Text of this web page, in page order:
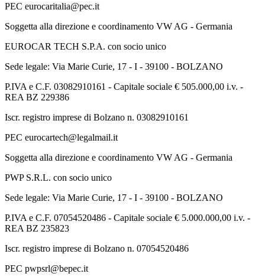
PEC eurocaritalia@pec.it
Soggetta alla direzione e coordinamento VW AG - Germania
EUROCAR TECH S.P.A. con socio unico
Sede legale: Via Marie Curie, 17 - I - 39100 - BOLZANO
P.IVA e C.F. 03082910161 - Capitale sociale € 505.000,00 i.v. -
REA BZ 229386
Iscr. registro imprese di Bolzano n. 03082910161
PEC eurocartech@legalmail.it
Soggetta alla direzione e coordinamento VW AG - Germania
PWP S.R.L. con socio unico
Sede legale: Via Marie Curie, 17 - I - 39100 - BOLZANO
P.IVA e C.F. 07054520486 - Capitale sociale € 5.000.000,00 i.v. -
REA BZ 235823
Iscr. registro imprese di Bolzano n. 07054520486
PEC pwpsrl@bepec.it